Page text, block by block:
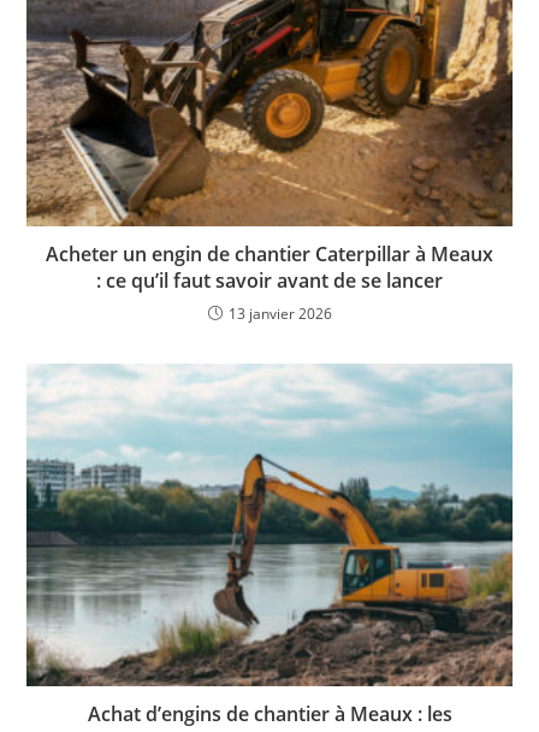
Acheter un engin de chantier Caterpillar à Meaux
: ce qu’il faut savoir avant de se lancer
13 janvier 2026
Achat d’engins de chantier à Meaux : les